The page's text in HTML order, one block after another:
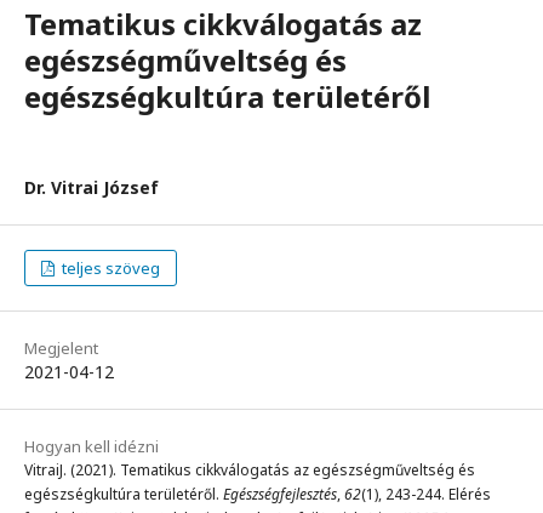
Tematikus cikkválogatás az
egészségműveltség és
egészségkultúra területéről
Dr. Vitrai József
teljes szöveg
Megjelent
2021-04-12
Hogyan kell idézni
VitraiJ. (2021). Tematikus cikkválogatás az egészségműveltség és
egészségkultúra területéről. Egészségfejlesztés,62(1), 243-244. Elérés